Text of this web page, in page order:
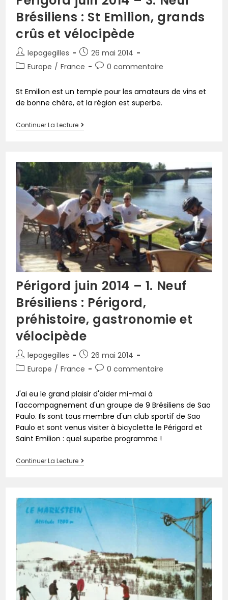
Brésiliens : St Emilion, grands
crûs et vélocipède
lepagegilles
26 mai 2014
Europe / France 0 commentaire
St Emilion est un temple pour les amateurs de vins et
de bonne chère, et la région est superbe.
Continuer La Lecture
Périgord juin 2014 – 1. Neuf
Brésiliens : Périgord,
préhistoire, gastronomie et
vélocipède
lepagegilles
26 mai 2014
Europe / France 0 commentaire
J'ai eu le grand plaisir d'aider mi-mai à
l'accompagnement d'un groupe de 9 Brésiliens de Sao
Paulo. Ils sont tous membre d'un club sportif de Sao
Paulo et sont venus visiter à bicyclette le Périgord et
Saint Emilion : quel superbe programme !
Continuer La Lecture